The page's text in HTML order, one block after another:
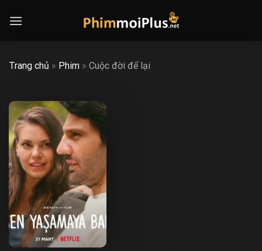
Trang chủ » Phim » Cuộc đời để lại